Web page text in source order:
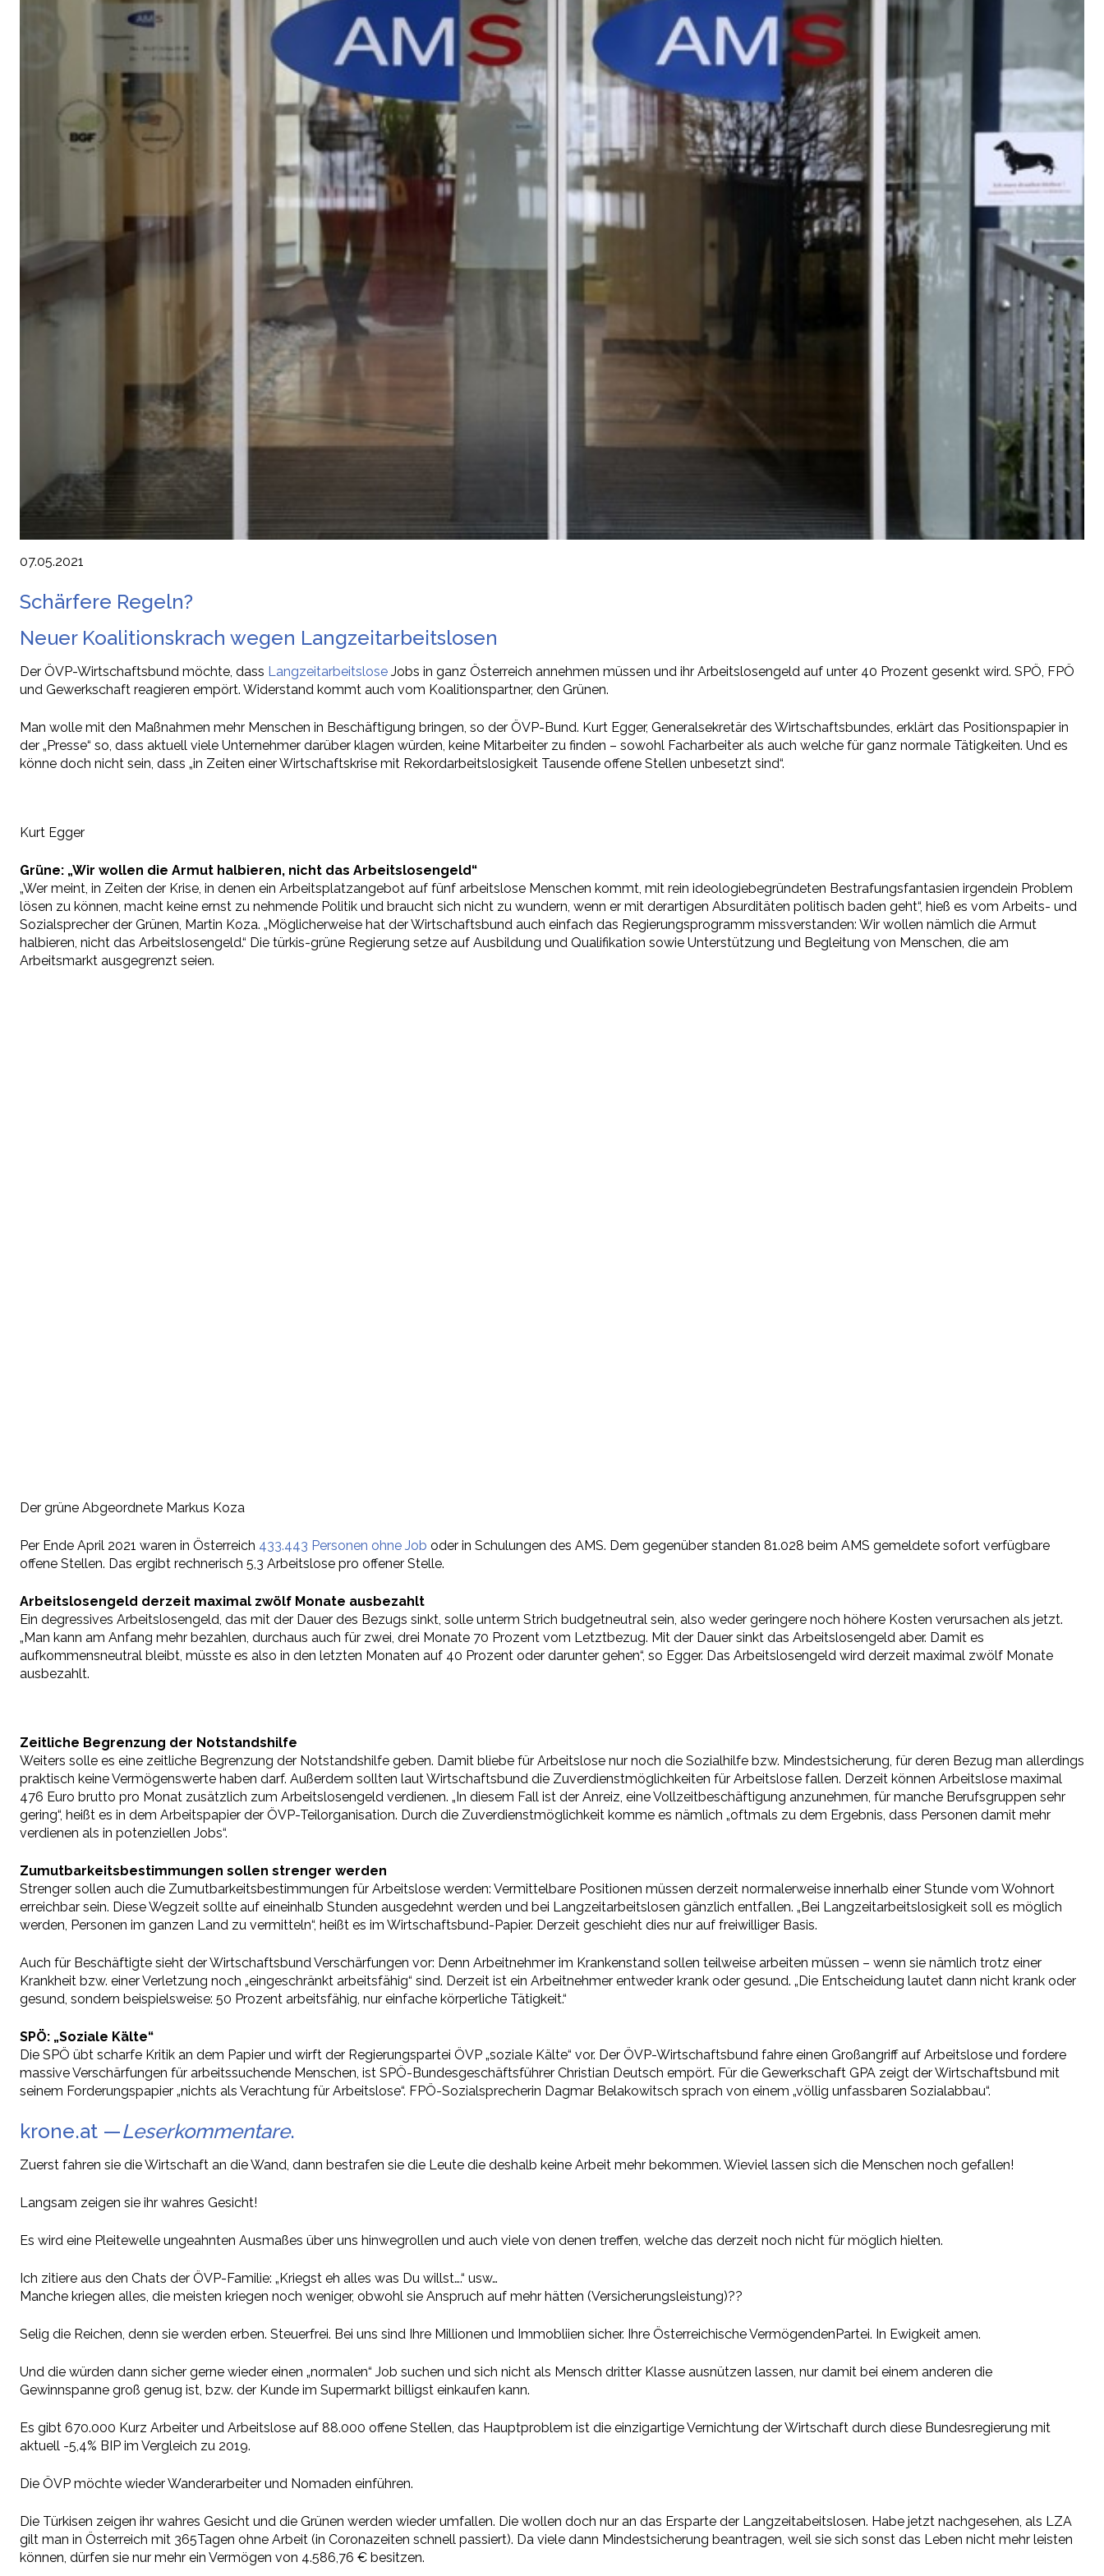
07.05.2021
Schärfere Regeln?
Neuer Koalitionskrach wegen Langzeitarbeitslosen
Der ÖVP-Wirtschaftsbund möchte, dass Langzeitarbeitslose Jobs in ganz Österreich annehmen müssen und ihr Arbeitslosengeld auf unter 40 Prozent gesenkt wird. SPÖ, FPÖ
und Gewerkschaft reagieren empört. Widerstand kommt auch vom Koalitionspartner, den Grünen.
Man wolle mit den Maßnahmen mehr Menschen in Beschäftigung bringen, so der ÖVP-Bund. Kurt Egger, Generalsekretär des Wirtschaftsbundes, erklärt das Positionspapier in
der „Presse“ so, dass aktuell viele Unternehmer darüber klagen würden, keine Mitarbeiter zu finden – sowohl Facharbeiter als auch welche für ganz normale Tätigkeiten. Und es
könne doch nicht sein, dass „in Zeiten einer Wirtschaftskrise mit Rekordarbeitslosigkeit Tausende offene Stellen unbesetzt sind“.
Kurt Egger
Grüne: „Wir wollen die Armut halbieren, nicht das Arbeitslosengeld“
„Wer meint, in Zeiten der Krise, in denen ein Arbeitsplatzangebot auf fünf arbeitslose Menschen kommt, mit rein ideologiebegründeten Bestrafungsfantasien irgendein Problem
lösen zu können, macht keine ernst zu nehmende Politik und braucht sich nicht zu wundern, wenn er mit derartigen Absurditäten politisch baden geht“, hieß es vom Arbeits- und
Sozialsprecher der Grünen, Martin Koza. „Möglicherweise hat der Wirtschaftsbund auch einfach das Regierungsprogramm missverstanden: Wir wollen nämlich die Armut
halbieren, nicht das Arbeitslosengeld.“ Die türkis-grüne Regierung setze auf Ausbildung und Qualifikation sowie Unterstützung und Begleitung von Menschen, die am
Arbeitsmarkt ausgegrenzt seien.
Der grüne Abgeordnete Markus Koza
Per Ende April 2021 waren in Österreich 433.443 Personen ohne Job oder in Schulungen des AMS. Dem gegenüber standen 81.028 beim AMS gemeldete sofort verfügbare
offene Stellen. Das ergibt rechnerisch 5,3 Arbeitslose pro offener Stelle.
Arbeitslosengeld derzeit maximal zwölf Monate ausbezahlt
Ein degressives Arbeitslosengeld, das mit der Dauer des Bezugs sinkt, solle unterm Strich budgetneutral sein, also weder geringere noch höhere Kosten verursachen als jetzt.
„Man kann am Anfang mehr bezahlen, durchaus auch für zwei, drei Monate 70 Prozent vom Letztbezug. Mit der Dauer sinkt das Arbeitslosengeld aber. Damit es
aufkommensneutral bleibt, müsste es also in den letzten Monaten auf 40 Prozent oder darunter gehen“, so Egger. Das Arbeitslosengeld wird derzeit maximal zwölf Monate
ausbezahlt.
Zeitliche Begrenzung der Notstandshilfe
Weiters solle es eine zeitliche Begrenzung der Notstandshilfe geben. Damit bliebe für Arbeitslose nur noch die Sozialhilfe bzw. Mindestsicherung, für deren Bezug man allerdings
praktisch keine Vermögenswerte haben darf. Außerdem sollten laut Wirtschaftsbund die Zuverdienstmöglichkeiten für Arbeitslose fallen. Derzeit können Arbeitslose maximal
476 Euro brutto pro Monat zusätzlich zum Arbeitslosengeld verdienen. „In diesem Fall ist der Anreiz, eine Vollzeitbeschäftigung anzunehmen, für manche Berufsgruppen sehr
gering“, heißt es in dem Arbeitspapier der ÖVP-Teilorganisation. Durch die Zuverdienstmöglichkeit komme es nämlich „oftmals zu dem Ergebnis, dass Personen damit mehr
verdienen als in potenziellen Jobs“.
Zumutbarkeitsbestimmungen sollen strenger werden
Strenger sollen auch die Zumutbarkeitsbestimmungen für Arbeitslose werden: Vermittelbare Positionen müssen derzeit normalerweise innerhalb einer Stunde vom Wohnort
erreichbar sein. Diese Wegzeit sollte auf eineinhalb Stunden ausgedehnt werden und bei Langzeitarbeitslosen gänzlich entfallen. „Bei Langzeitarbeitslosigkeit soll es möglich
werden, Personen im ganzen Land zu vermitteln“, heißt es im Wirtschaftsbund-Papier. Derzeit geschieht dies nur auf freiwilliger Basis.
Auch für Beschäftigte sieht der Wirtschaftsbund Verschärfungen vor: Denn Arbeitnehmer im Krankenstand sollen teilweise arbeiten müssen – wenn sie nämlich trotz einer
Krankheit bzw. einer Verletzung noch „eingeschränkt arbeitsfähig“ sind. Derzeit ist ein Arbeitnehmer entweder krank oder gesund. „Die Entscheidung lautet dann nicht krank oder
gesund, sondern beispielsweise: 50 Prozent arbeitsfähig, nur einfache körperliche Tätigkeit.“
SPÖ: „Soziale Kälte“
Die SPÖ übt scharfe Kritik an dem Papier und wirft der Regierungspartei ÖVP „soziale Kälte“ vor. Der ÖVP-Wirtschaftsbund fahre einen Großangriff auf Arbeitslose und fordere
massive Verschärfungen für arbeitssuchende Menschen, ist SPÖ-Bundesgeschäftsführer Christian Deutsch empört. Für die Gewerkschaft GPA zeigt der Wirtschaftsbund mit
seinem Forderungspapier „nichts als Verachtung für Arbeitslose“. FPÖ-Sozialsprecherin Dagmar Belakowitsch sprach von einem „völlig unfassbaren Sozialabbau“.
krone.at —Leserkommentare.
Zuerst fahren sie die Wirtschaft an die Wand, dann bestrafen sie die Leute die deshalb keine Arbeit mehr bekommen. Wieviel lassen sich die Menschen noch gefallen!
Langsam zeigen sie ihr wahres Gesicht!
Es wird eine Pleitewelle ungeahnten Ausmaßes über uns hinwegrollen und auch viele von denen treffen, welche das derzeit noch nicht für möglich hielten.
Ich zitiere aus den Chats der ÖVP-Familie: „Kriegst eh alles was Du willst….“ usw…
Manche kriegen alles, die meisten kriegen noch weniger, obwohl sie Anspruch auf mehr hätten (Versicherungsleistung)??
Selig die Reichen, denn sie werden erben. Steuerfrei. Bei uns sind Ihre Millionen und Immobliien sicher. Ihre Österreichische VermögendenPartei. In Ewigkeit amen.
Und die würden dann sicher gerne wieder einen „normalen“ Job suchen und sich nicht als Mensch dritter Klasse ausnützen lassen, nur damit bei einem anderen die
Gewinnspanne groß genug ist, bzw. der Kunde im Supermarkt billigst einkaufen kann.
Es gibt 670.000 Kurz Arbeiter und Arbeitslose auf 88.000 offene Stellen, das Hauptproblem ist die einzigartige Vernichtung der Wirtschaft durch diese Bundesregierung mit
aktuell -5,4% BIP im Vergleich zu 2019.
Die ÖVP möchte wieder Wanderarbeiter und Nomaden einführen.
Die Türkisen zeigen ihr wahres Gesicht und die Grünen werden wieder umfallen. Die wollen doch nur an das Ersparte der Langzeitabeitslosen. Habe jetzt nachgesehen, als LZA
gilt man in Österreich mit 365Tagen ohne Arbeit (in Coronazeiten schnell passiert). Da viele dann Mindestsicherung beantragen, weil sie sich sonst das Leben nicht mehr leisten
können, dürfen sie nur mehr ein Vermögen von 4.586,76 € besitzen.